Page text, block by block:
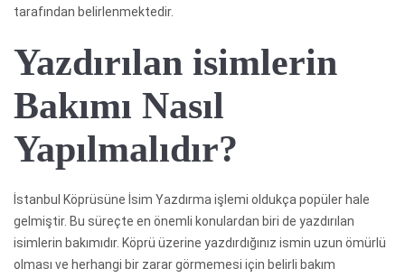
tarafından belirlenmektedir.
Yazdırılan isimlerin
Bakımı Nasıl
Yapılmalıdır?
İstanbul Köprüsüne İsim Yazdırma işlemi oldukça popüler hale
gelmiştir. Bu süreçte en önemli konulardan biri de yazdırılan
isimlerin bakımıdır. Köprü üzerine yazdırdığınız ismin uzun ömürlü
olması ve herhangi bir zarar görmemesi için belirli bakım